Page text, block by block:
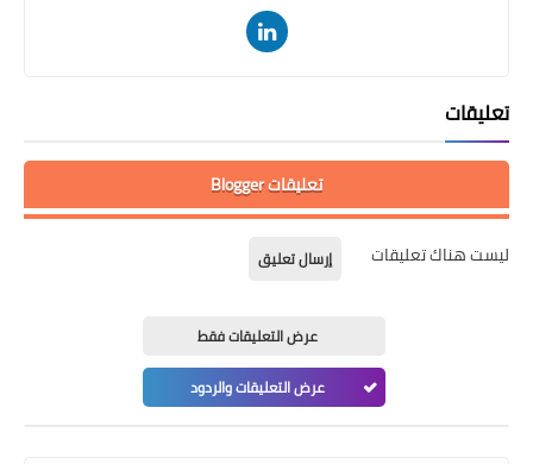
تعليقات
تعليقات Blogger
ليست هناك تعليقات إرسال تعليق
عرض التعليقات فقط
عرض التعليقات والردود